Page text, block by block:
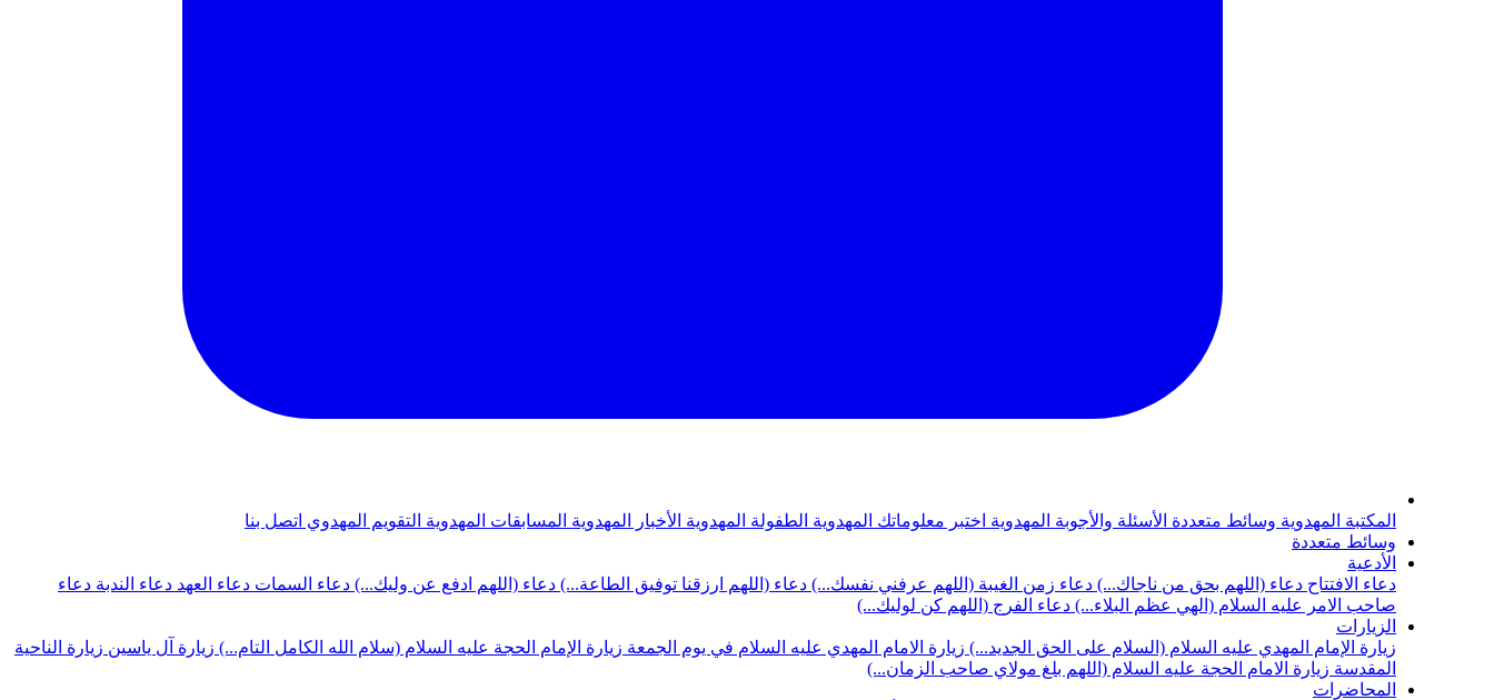
المكتبة المهدوية وسائط متعددة الأسئلة والأجوبة المهدوية اختبر معلوماتك المهدوية الطفولة المهدوية الأخبار المهدوية المسابقات المهدوية التقويم المهدوي اتصل بنا
وسائط متعددة
الأدعية
دعاء الافتتاح دعاء (اللهم بحق من ناجاك...) دعاء زمن الغيبة (اللهم عرفني نفسك...) دعاء (اللهم ارزقنا توفيق الطاعة...) دعاء (اللهم ادفع عن وليك...) دعاء السمات دعاء العهد دعاء الندبة دعاء
صاحب الامر عليه السلام (الهي عظم البلاء...) دعاء الفرج (اللهم كن لوليك...)
الزيارات
زيارة الإمام المهدي عليه السلام (السلام على الحق الجديد...) زيارة الامام المهدي عليه السلام في يوم الجمعة زيارة الإمام الحجة عليه السلام (سلام الله الكامل التام...) زيارة آل ياسين زيارة الناحية
المقدسة زيارة الامام الحجة عليه السلام (اللهم بلغ مولاي صاحب الزمان...)
المحاضرات